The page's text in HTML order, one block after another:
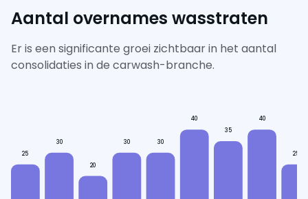
Aantal overnames wasstraten
Er is een significante groei zichtbaar in het aantal
consolidaties in de carwash-branche.
25
30
20
30 30
40
35
40
25